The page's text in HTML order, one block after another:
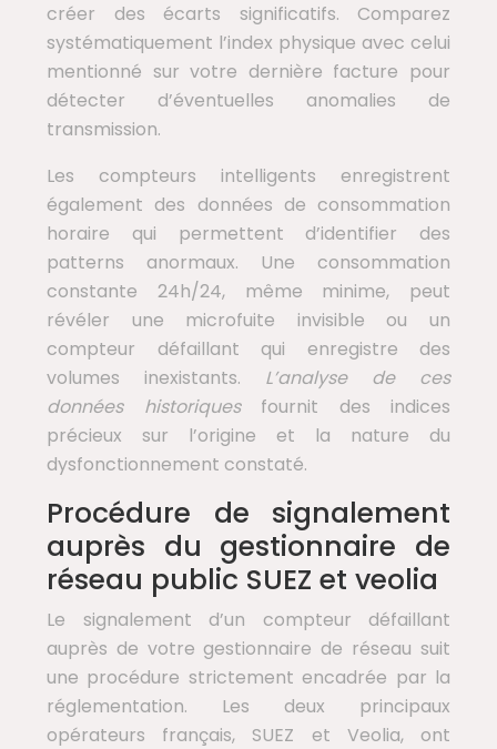
créer des écarts significatifs. Comparez
systématiquement l’index physique avec celui
mentionné sur votre dernière facture pour
détecter d’éventuelles anomalies de
transmission.
Les compteurs intelligents enregistrent
également des données de consommation
horaire qui permettent d’identifier des
patterns anormaux. Une consommation
constante 24h/24, même minime, peut
révéler une microfuite invisible ou un
compteur défaillant qui enregistre des
volumes inexistants. L’analyse de ces
données historiques fournit des indices
précieux sur l’origine et la nature du
dysfonctionnement constaté.
Procédure de signalement
auprès du gestionnaire de
réseau public SUEZ et veolia
Le signalement d’un compteur défaillant
auprès de votre gestionnaire de réseau suit
une procédure strictement encadrée par la
réglementation. Les deux principaux
opérateurs français, SUEZ et Veolia, ont